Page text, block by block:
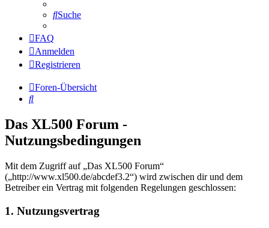
Suche
FAQ
Anmelden
Registrieren
Foren-Übersicht
Suche
Das XL500 Forum -
Nutzungsbedingungen
Mit dem Zugriff auf „Das XL500 Forum“
(„http://www.xl500.de/abcdef3.2“) wird zwischen dir und dem
Betreiber ein Vertrag mit folgenden Regelungen geschlossen:
1. Nutzungsvertrag